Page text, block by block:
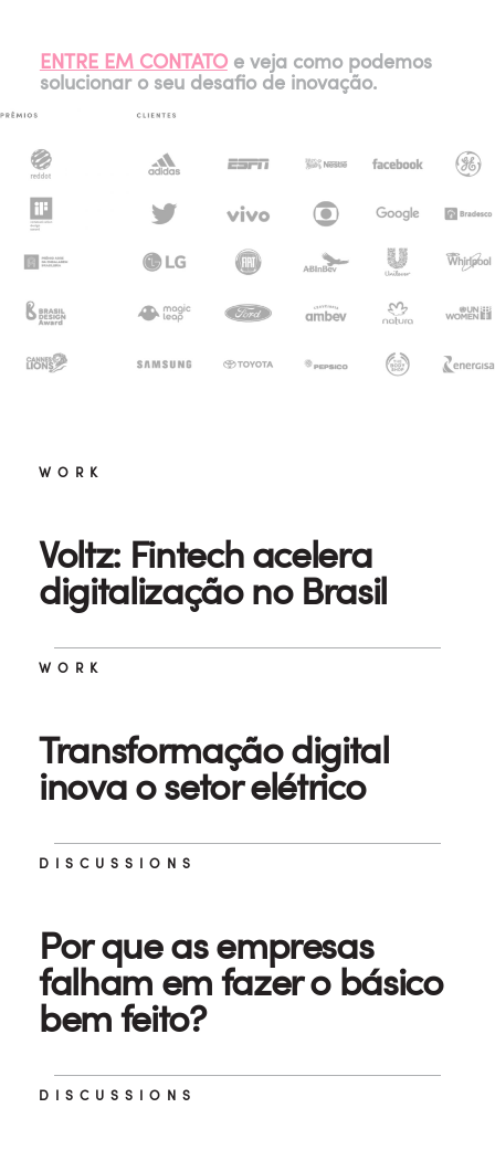
ENTRE EM CONTATO e veja como podemos
solucionar o seu desafio de inovação.
WORK
Voltz: Fintech acelera
digitalização no Brasil
WORK
Transformação digital
inova o setor elétrico
DISCUSSIONS
Por que as empresas
falham em fazer o básico
bem feito?
DISCUSSIONS